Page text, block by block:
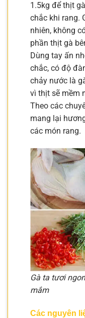
1.5kg để thịt
chắc khi rang.
nhiên, không
phần thịt gà
Dùng tay ấn
chắc, có độ
chảy nước là
vì thịt sẽ mềm
Theo các
mang lại
các món rang.
Gà ta tươi
mắm
Các nguyên